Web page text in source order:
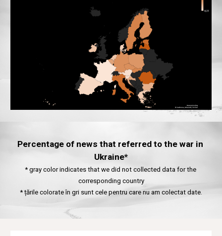
Percentage of news that referred to the war in
Ukraine*
* gray color indicates that we did not collected data for the
corresponding country
* țările colorate în gri sunt cele pentru care nu am colectat date.